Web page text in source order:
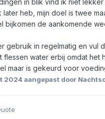
later heb, mijn doel is twee
bijkomen de aankomende
gebruik in regelmatig en
flessen water erbij omdat het
maar is gekeurd voor
2024 aangepast door